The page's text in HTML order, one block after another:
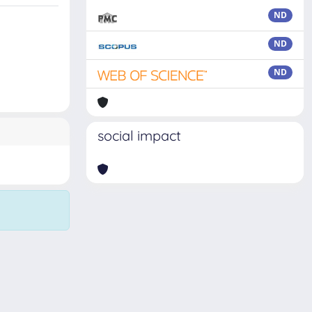
ND
ND
ND
social impact